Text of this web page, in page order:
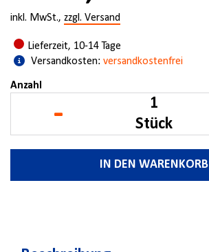
inkl. MwSt., zzgl. Versand
Lieferzeit, 10-14 Tage
Versandkosten: versandkostenfrei
Anzahl
- Stück
IN DEN WARENKORB